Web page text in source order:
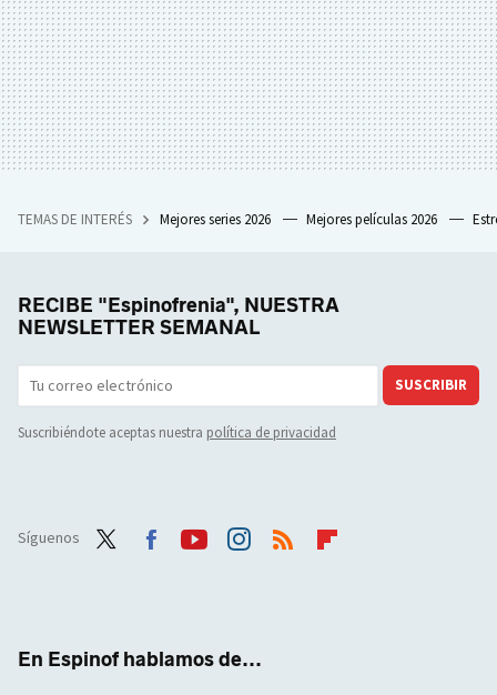
TEMAS DE INTERÉS Mejores series 2026 Mejores películas 2026
RECIBE "Espinofrenia", NUESTRA
NEWSLETTER SEMANAL
SUSCRIBIR
Suscribiéndote aceptas nuestra política de privacidad
Síguenos
En Espinof hablamos de...